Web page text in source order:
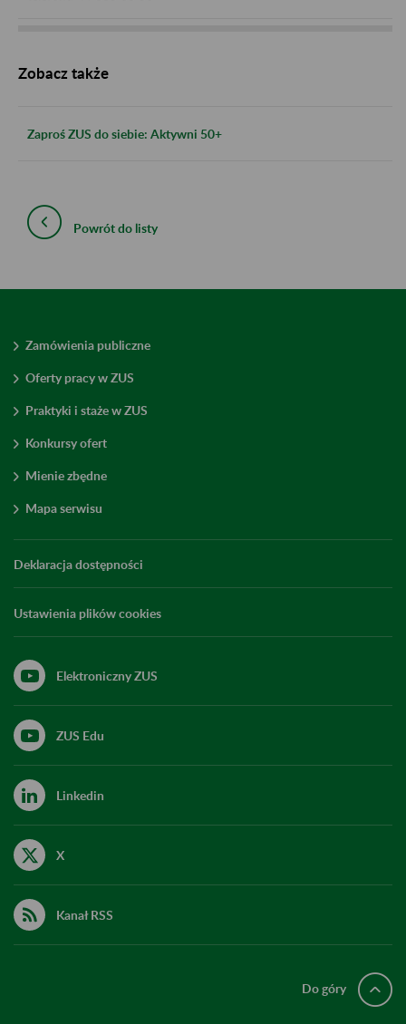
Zobacz także
Zaproś ZUS do siebie: Aktywni 50+
Powrót do listy
Zamówienia publiczne
Oferty pracy w ZUS
Praktyki i staże w ZUS
Konkursy ofert
Mienie zbędne
Mapa serwisu
Deklaracja dostępności
Ustawienia plików cookies
Elektroniczny ZUS
ZUS Edu
Linkedin
X
Kanał RSS
Do góry